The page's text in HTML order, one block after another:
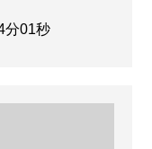
分01秒